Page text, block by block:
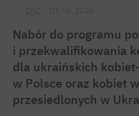
Nabór do programu
i przekwalifikowania
dla ukraińskich
w Polsce oraz kobiet
przesiedlonych w